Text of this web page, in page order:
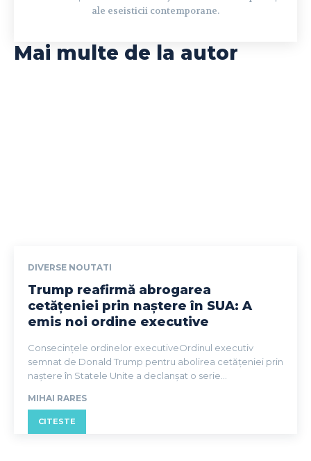
ale eseisticii contemporane.
Mai multe de la autor
DIVERSE NOUTATI
Trump reafirmă abrogarea
cetățeniei prin naștere în SUA: A
emis noi ordine executive
Consecințele ordinelor executiveOrdinul executiv
semnat de Donald Trump pentru abolirea cetățeniei prin
naștere în Statele Unite a declanșat o serie...
MIHAI RARES
CITESTE